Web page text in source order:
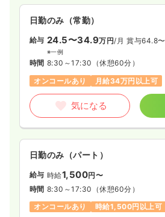
日勤のみ（常勤）
給与 24.5〜34.9万円/月 賞与64.8
※一例
時間 8:30～17:30 （休憩60分）
オンコールあり
月給34万円以上可
気になる
日勤のみ（パート）
給与 時給1,500円〜
時間 8:30～17:30 （休憩60分）
オンコールあり
時給1,500円以上可